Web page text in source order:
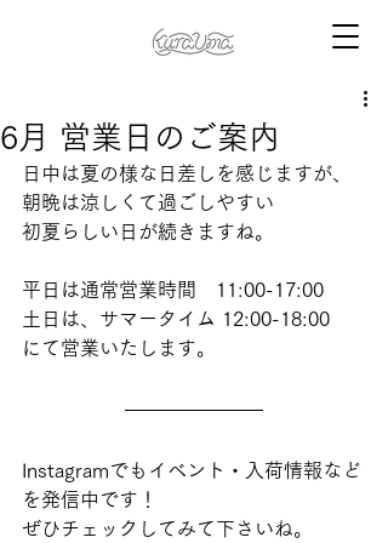
6月 営業日のご案内
日中は夏の様な日差しを感じますが、
朝晩は涼しくて過ごしやすい
初夏らしい日が続きますね。
平日は通常営業時間　11:00-17:00
土日は、サマータイム 12:00-18:00
にて営業いたします。
Instagramでもイベント・入荷情報など
を発信中です！
ぜひチェックしてみて下さいね。